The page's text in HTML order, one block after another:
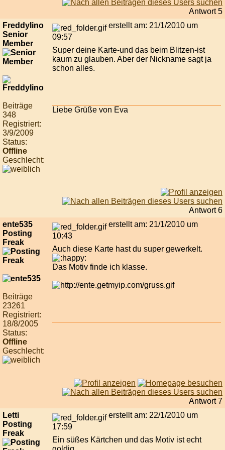
Antwort 5
Freddylino
Senior
Member
Beiträge
348
Registriert:
3/9/2009
Status:
Offline
Geschlecht:
erstellt am: 21/1/2010 um
09:57
Super deine Karte-und das beim Blitzen-ist
kaum zu glauben. Aber der Nickname sagt ja
schon alles.
Liebe Grüße von Eva
Antwort 6
ente535
Posting
Freak
Beiträge
23261
Registriert:
18/8/2005
Status:
Offline
Geschlecht:
erstellt am: 21/1/2010 um
10:43
Auch diese Karte hast du super gewerkelt.
Das Motiv finde ich klasse.
Antwort 7
Letti
Posting
Freak
erstellt am: 22/1/2010 um
17:59
Ein süßes Kärtchen und das Motiv ist echt